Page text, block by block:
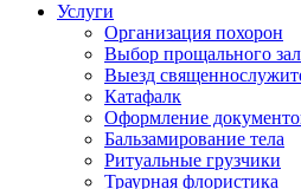
Услуги
Организация похорон
Выбор прощального
Выезд
Катафалк
Оформление
Бальзамирование тела
Ритуальные грузчики
Траурная флористика